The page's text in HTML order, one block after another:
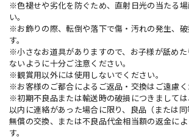
※色褪せや劣化を防ぐため、直射日光の当たる場
い。
※お飾りの際、転倒や落下で傷・汚れの発生、
す。
※小さなお道具がありますので、お子様が舐めた
ないように十分ご注意ください。
※観賞用以外には使用しないでください。
※お客様のご都合によるご返品・交換はご遠慮く
※初期不良品または輸送時の破損につきましては
以内に連絡があった場合に限り、良品（または
無償の交換、または不良品代金相当額の返金に
す。